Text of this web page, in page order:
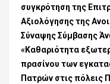
συγκρότηση της
Αξιολόγησης της
Σύναψης Σύμβασης
«Καθαριότητα
πρασίνου των
Πατρών στις πόλεις